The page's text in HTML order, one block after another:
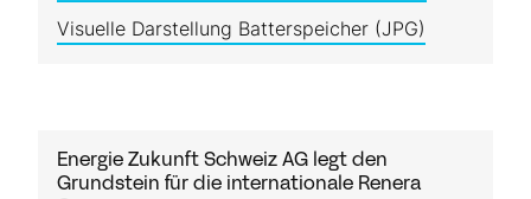
Visuelle Darstellung Batterspeicher (JPG)
Energie Zukunft Schweiz AG legt den
Grundstein für die internationale Renera